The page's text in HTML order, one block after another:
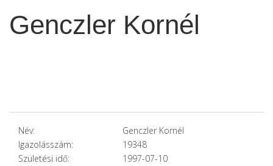
Genczler Kornél
Név:
Genczler Kornél
Igazolásszám:
19348
Születési idő:
1997-07-10